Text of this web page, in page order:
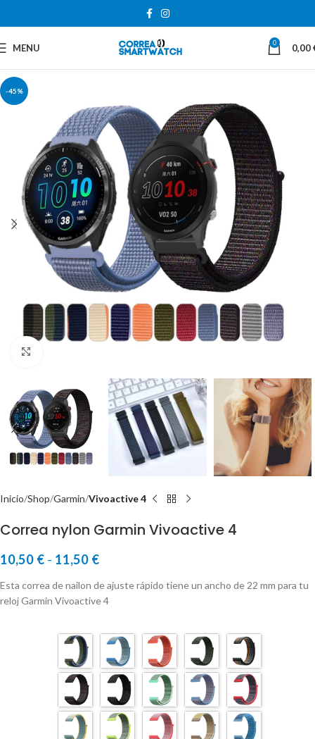
MENU 0 0,00
-45%
Inicio Shop Garmin Vivoactive 4
Correa nylon Garmin Vivoactive 4
10,50 € - 11,50 €
Esta correa de nailon de ajuste rápido tiene un ancho de 22 mm para tu
reloj Garmin Vivoactive 4